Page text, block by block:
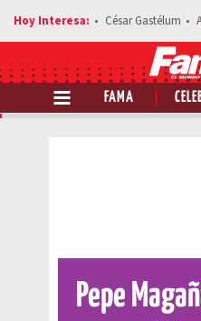
César Gastélum
FAMA
Pepe